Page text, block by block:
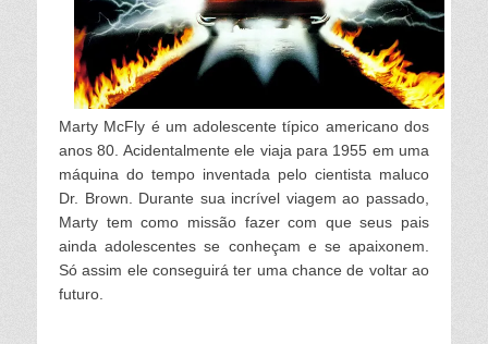
Marty McFly é um adolescente típico americano dos
anos 80. Acidentalmente ele viaja para 1955 em uma
máquina do tempo inventada pelo cientista maluco
Dr. Brown. Durante sua incrível viagem ao passado,
Marty tem como missão fazer com que seus pais
ainda adolescentes se conheçam e se apaixonem.
Só assim ele conseguirá ter uma chance de voltar ao
futuro.